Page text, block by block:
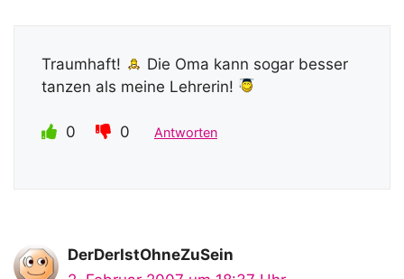
Traumhaft!
Die Oma kann sogar besser
tanzen als meine Lehrerin!
0 0 Antworten
DerDerIstOhneZuSein